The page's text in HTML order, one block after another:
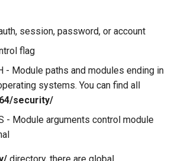
session, password, or account
flag
- Module paths and modules ending in
systems. You can find all
security/
- Module arguments control module